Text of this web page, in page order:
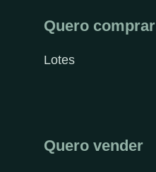
Quero comprar
Lotes
Quero vender